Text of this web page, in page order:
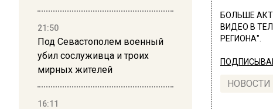
21:50
Под Севастополем военный
убил сослуживца и троих
мирных жителей
16:11
БОЛЬШЕ
ВИДЕО В
РЕГИОНА".
НОВОСТИ